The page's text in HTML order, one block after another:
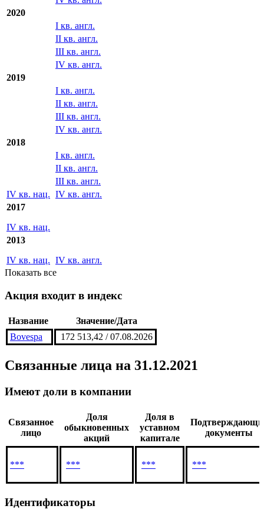
2020
I кв. англ.
II кв. англ.
III кв. англ.
IV кв. англ.
2019
I кв. англ.
II кв. англ.
III кв. англ.
IV кв. англ.
2018
I кв. англ.
II кв. англ.
III кв. англ.
IV кв. нац. IV кв. англ.
2017
IV кв. нац.
2013
IV кв. нац. IV кв. англ.
Показать все
Акция входит в индекс
Название
Значение/Дата
Bovespa
172 513,42 / 07.08.2026
Связанные лица на 31.12.2021
Имеют доли в компании
Связанное
лицо
Доля
обыкновенных
акций
Доля в
уставном
капитале
документы
*** *** *** ***
Идентификаторы